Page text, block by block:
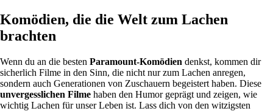
Komödien, die die Welt zum Lachen
brachten
Wenn du an die besten Paramount-Komödien denkst, kommen dir
sicherlich Filme in den Sinn, die nicht nur zum Lachen anregen,
sondern auch Generationen von Zuschauern begeistert haben. Diese
unvergesslichen Filme haben den Humor geprägt und zeigen, wie
wichtig Lachen für unser Leben ist. Lass dich von den witzigsten